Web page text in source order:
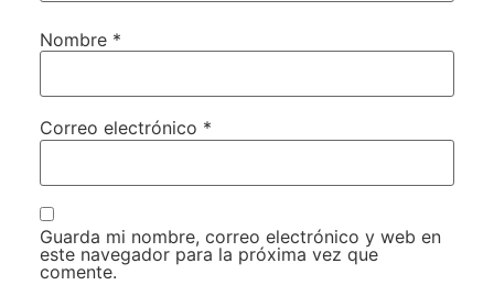
Nombre *
Correo electrónico *
Guarda mi nombre, correo electrónico y web en
este navegador para la próxima vez que
comente.